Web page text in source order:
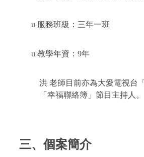
u 服務班級：三年一班
u 教學年資： 9年
洪 老師目前亦為大愛電視台
「幸福聯絡簿」節目主持人。
三、個案簡介